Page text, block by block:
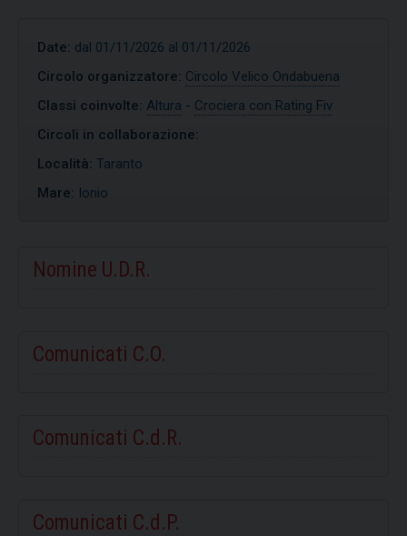
Date: dal 01/11/2026 al 01/11/2026
Circolo organizzatore: Circolo Velico Ondabuena
Classi coinvolte: Altura - Crociera con Rating Fiv
Circoli in collaborazione:
Località: Taranto
Mare: Ionio
Nomine U.D.R.
Comunicati C.O.
Comunicati C.d.R.
Comunicati C.d.P.